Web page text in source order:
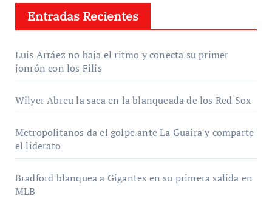
Entradas Recientes
Luis Arráez no baja el ritmo y conecta su primer
jonrón con los Filis
Wilyer Abreu la saca en la blanqueada de los Red Sox
Metropolitanos da el golpe ante La Guaira y comparte
el liderato
Bradford blanquea a Gigantes en su primera salida en
MLB